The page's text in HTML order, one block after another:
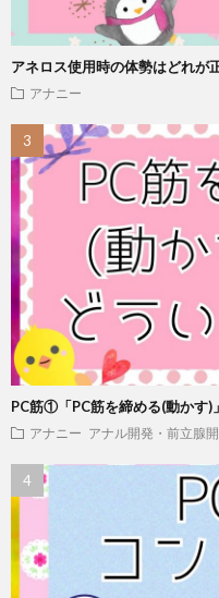
アネロス使用時の体勢はどれが
アナニー
PC筋①「PC筋を締める(動かす)
アナニー アナル開発・前立腺